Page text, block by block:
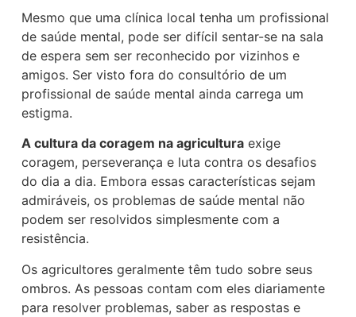
Mesmo que uma clínica local tenha um profissional
de saúde mental, pode ser difícil sentar-se na sala
de espera sem ser reconhecido por vizinhos e
amigos. Ser visto fora do consultório de um
profissional de saúde mental ainda carrega um
estigma.
A cultura da coragem na agricultura exige
coragem, perseverança e luta contra os desafios
do dia a dia. Embora essas características sejam
admiráveis, os problemas de saúde mental não
podem ser resolvidos simplesmente com a
resistência.
Os agricultores geralmente têm tudo sobre seus
ombros. As pessoas contam com eles diariamente
para resolver problemas, saber as respostas e